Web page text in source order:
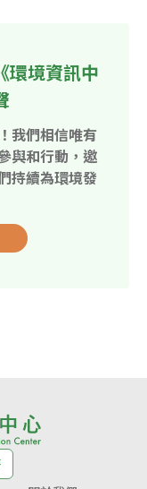
環境資訊中
我們相信唯有
與和行動，邀
持續為環境發